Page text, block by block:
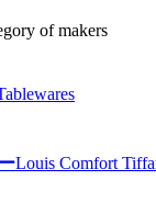
of makers
Louis Comfort